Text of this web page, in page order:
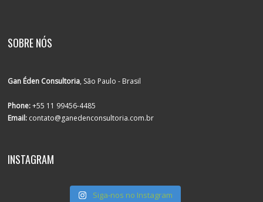
SOBRE NÓS
Gan Éden Consultoria, São Paulo - Brasil
Phone:+55 11 99456-4485
Email: contato@ganedenconsultoria.com.br
INSTAGRAM
Siga-nos no Instagram